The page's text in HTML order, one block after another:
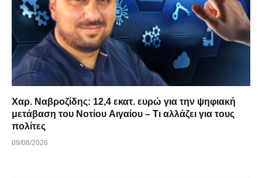
Χαρ. Ναβροζίδης: 12,4 εκατ. ευρώ για την ψηφιακή
μετάβαση του Νοτίου Αιγαίου – Τι αλλάζει για τους
πολίτες
09/08/2026